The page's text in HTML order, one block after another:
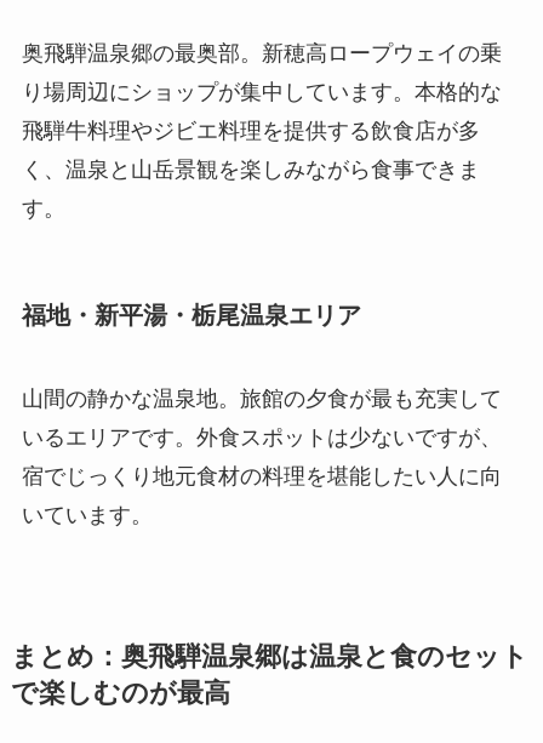
奥飛騨温泉郷の最奥部。新穂高ロープウェイの乗
り場周辺にショップが集中しています。本格的な
飛騨牛料理やジビエ料理を提供する飲食店が多
く、温泉と山岳景観を楽しみながら食事できま
す。
福地・新平湯・栃尾温泉エリア
山間の静かな温泉地。旅館の夕食が最も充実して
いるエリアです。外食スポットは少ないですが、
宿でじっくり地元食材の料理を堪能したい人に向
いています。
まとめ：奥飛騨温泉郷は温泉と食のセット
で楽しむのが最高